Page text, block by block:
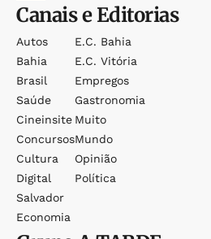
Canais e Editorias
Autos
Bahia
Brasil
Saúde
Cineinsite
Concursos
Cultura
Digital
Salvador
Economia
E.c. Bahia
E.c. Vitória
Empregos
Gastronomia
Muito
Mundo
Opinião
Política